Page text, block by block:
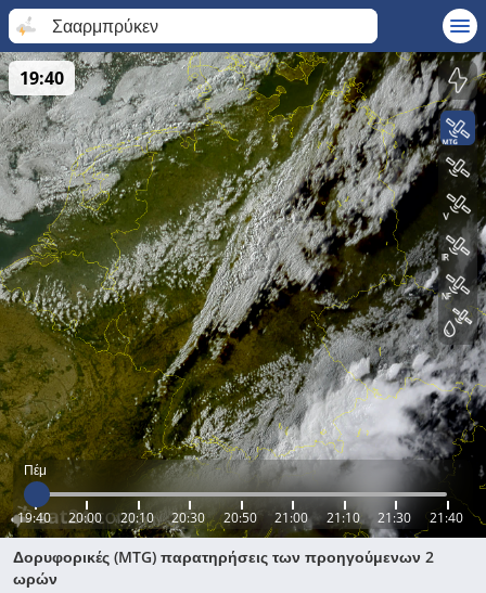
Σααρμπρύκεν
Πέμ
19:40 20:00 20:10 20:30 20:50 21:00 21:10 21:30 21:40
19:40
Δορυφορικές (MTG) παρατηρήσεις των προηγούμενων 2
ωρών